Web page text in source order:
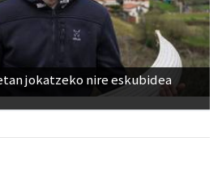
jokatzeko nire eskubidea